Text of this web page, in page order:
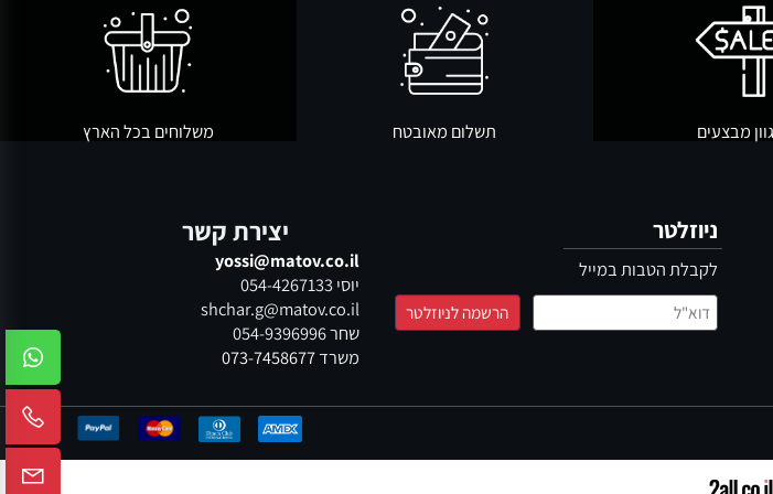
משלוחים בכל הארץ
ניוזלטר יצירת קשר
yossi@matov.co.il
shchar.g@matov.co.il
054-9396996